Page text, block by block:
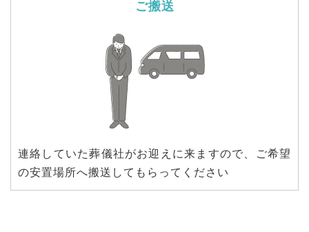
ご搬送
連絡していた葬儀社がお迎えに来ますので、ご希望
の安置場所へ搬送してもらってください